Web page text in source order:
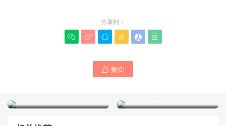
分享到：
     
 贊(0)
官網售價 24k迷你手提包黑